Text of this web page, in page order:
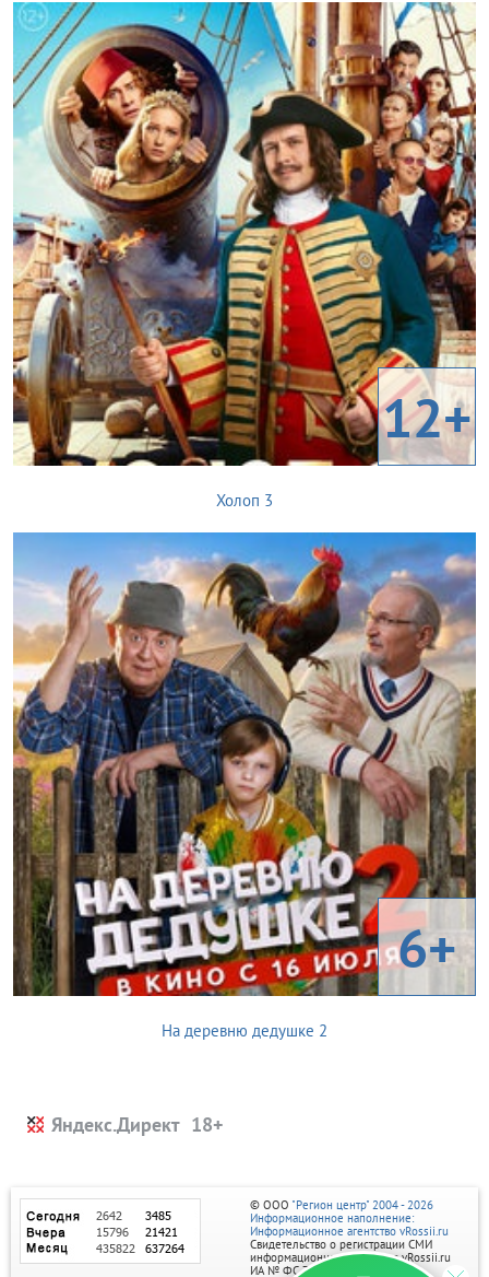
12+
Холоп 3
6+
На деревню дедушке 2
Яндекс.Директ
© ООО "Регион центр" 2004 - 2026
Информационное наполнение:
Информационное агентство vRossii.ru
Свидетельство о регистрации СМИ
информационного агентства vRossii.ru
ИА № ФС 77‑35502